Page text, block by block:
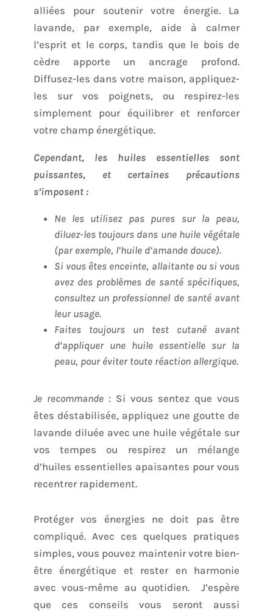
alliées pour soutenir votre énergie. La
lavande, par exemple, aide à calmer
l’esprit et le corps, tandis que le bois de
cèdre apporte un ancrage profond.
Diffusez-les dans votre maison, appliquez-
les sur vos poignets, ou respirez-les
simplement pour équilibrer et renforcer
votre champ énergétique.
Cependant, les huiles essentielles sont
puissantes, et certaines précautions
s’imposent :
Ne les utilisez pas pures sur la peau,
diluez-les toujours dans une huile végétale
(par exemple, l’huile d’amande douce).
Si vous êtes enceinte, allaitante ou si vous
avez des problèmes de santé spécifiques,
consultez un professionnel de santé avant
leur usage.
Faites toujours un test cutané avant
d’appliquer une huile essentielle sur la
peau, pour éviter toute réaction allergique.
Je recommande: Si vous sentez que vous
êtes déstabilisée, appliquez une goutte de
lavande diluée avec une huile végétale sur
vos tempes ou respirez un mélange
d’huiles essentielles apaisantes pour vous
recentrer rapidement.
Protéger vos énergies ne doit pas être
compliqué. Avec ces quelques pratiques
simples, vous pouvez maintenir votre bien-
être énergétique et rester en harmonie
avec vous-même au quotidien. J’espère
que ces conseils vous seront aussi